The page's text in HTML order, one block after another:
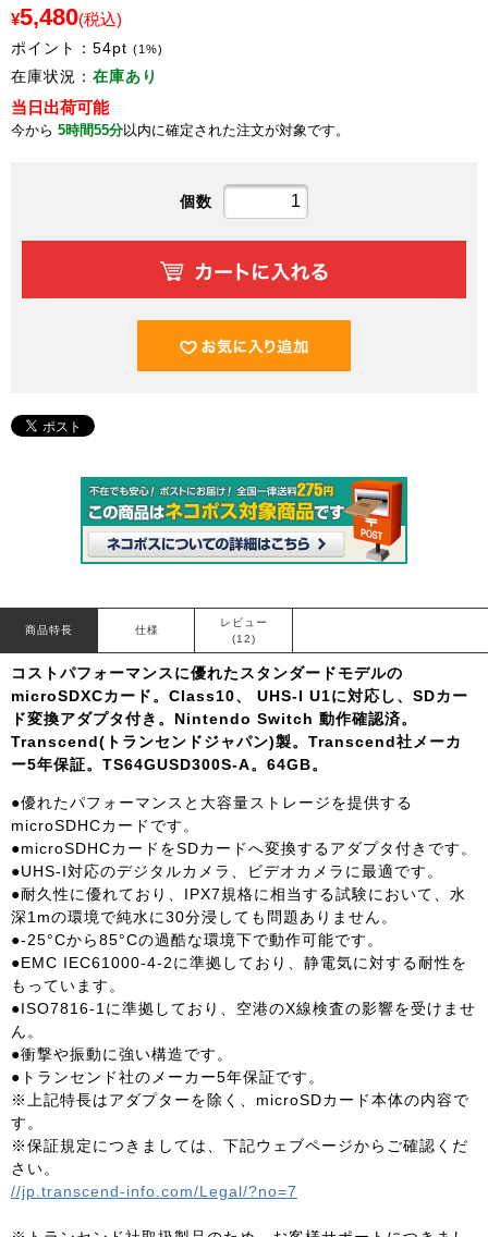
¥5,480(税込)
ポイント： 54pt (1%)
在庫状況： 在庫あり
当日出荷可能
今から 5時間55分以内に確定された注文が対象です。
個数
商品特長 仕様
レビュー
(12)
コストパフォーマンスに優れたスタンダードモデルの
microSDXCカード。Class10、 UHS-I U1に対応し、SDカー
ド変換アダプタ付き。Nintendo Switch 動作確認済。
Transcend(トランセンドジャパン)製。Transcend社メーカ
ー5年保証。TS64GUSD300S-A。64GB。
●優れたパフォーマンスと大容量ストレージを提供する
microSDHCカードです。
●microSDHCカードをSDカードへ変換するアダプタ付きです。
●UHS-I対応のデジタルカメラ、ビデオカメラに最適です。
●耐久性に優れており、IPX7規格に相当する試験において、水
深1mの環境で純水に30分浸しても問題ありません。
●-25°Cから85°Cの過酷な環境下で動作可能です。
●EMC IEC61000-4-2に準拠しており、静電気に対する耐性を
もっています。
●ISO7816-1に準拠しており、空港のX線検査の影響を受けませ
ん。
●衝撃や振動に強い構造です。
●トランセンド社のメーカー5年保証です。
※上記特長はアダプターを除く、microSDカード本体の内容で
す。
※保証規定につきましては、下記ウェブページからご確認くだ
さい。
//jp.transcend-info.com/Legal/?no=7